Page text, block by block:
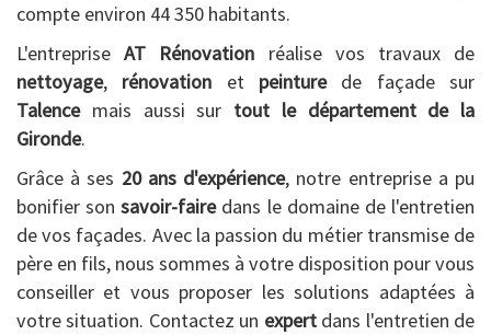
compte environ 44 350 habitants.
L'entrepriseAT Rénovation réalise vos travaux de
nettoyage, rénovation et peinturede façade sur
Talencemais aussi sur tout le département de la
Gironde.
Grâce à ses 20 ans d'expérience, notre entreprise a pu
bonifier sonsavoir-fairedans le domaine de l'entretien
de vos façades. Avec la passion du métier transmise de
père en fils, nous sommes à votre disposition pour vous
conseiller et vous proposer les solutions adaptées à
votre situation. Contactez un expertdans l'entretien de